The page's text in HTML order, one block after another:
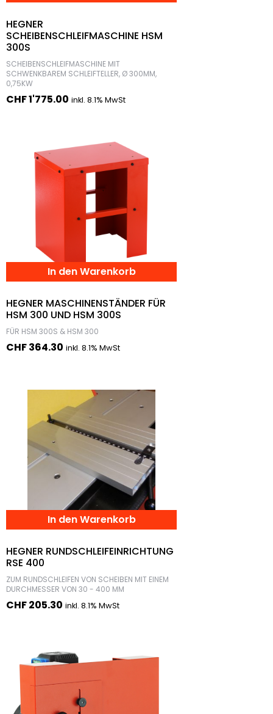
HEGNER
SCHEIBENSCHLEIFMASCHINE HSM
300S
SCHEIBENSCHLEIFMASCHINE MIT
SCHWENKBAREM SCHLEIFTELLER, Ø 300MM,
0,75KW
CHF1'775.00 inkl. 8.1% MwSt
In den Warenkorb
HEGNER MASCHINENSTÄNDER FÜR
HSM 300 UND HSM 300S
FÜR HSM 300S & HSM 300
CHF364.30 inkl. 8.1% MwSt
In den Warenkorb
HEGNER RUNDSCHLEIFEINRICHTUNG
RSE 400
ZUM RUNDSCHLEIFEN VON SCHEIBEN MIT EINEM
DURCHMESSER VON 30 - 400 MM
CHF205.30 inkl. 8.1% MwSt